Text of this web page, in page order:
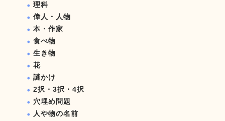
理科
偉人・人物
本・作家
食べ物
生き物
花
謎かけ
2択・3択・4択
穴埋め問題
人や物の名前